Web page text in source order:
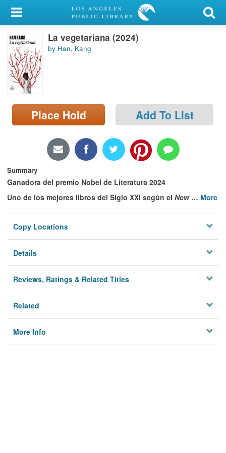
My Account
Library Card
Sign In
Search
Locations/Hours (external
page)
La vegetariana (2024)
by Han, Kang
Place Hold Add To List
Summary
Ganadora del premio Nobel de Literatura 2024
Uno de los mejores libros del Siglo XXI según el New … More
Copy Locations
Details
Reviews, Ratings & Related Titles
Related
More Info